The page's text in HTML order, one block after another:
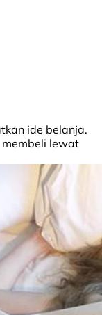
ide belanja.
membeli lewat